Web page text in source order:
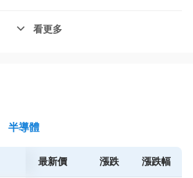
看更多
半導體
最新價 漲跌 漲跌幅